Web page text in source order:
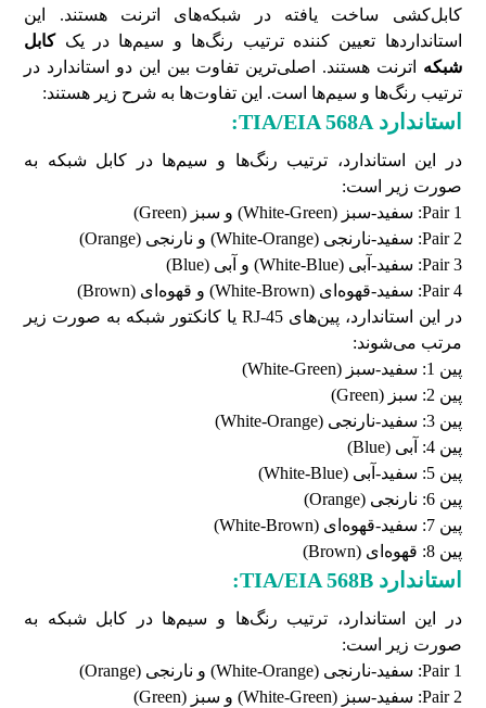
کابل‌کشی ساخت یافته در شبکه‌های اترنت هستند. این
استانداردها تعیین کننده ترتیب رنگ‌ها و سیم‌ها در یککابل
شبکه اترنت هستند. اصلی‌ترین تفاوت بین این دو استاندارد در
ترتیب رنگ‌ها و سیم‌ها است. این تفاوت‌ها به شرح زیر هستند:
استانداردTIA/EIA 568A
:
در این استاندارد، ترتیب رنگ‌ها و سیم‌ها در کابل شبکه به
صورت زیر است:
Pair 1: سفید-سبز (White-Green) و سبز (Green)
Pair 2: سفید-نارنجی (White-Orange) و نارنجی (Orange)
Pair 3: سفید-آبی (White-Blue) و آبی (Blue)
Pair 4: سفید-قهوه‌ای (White-Brown) و قهوه‌ای (Brown)
در این استاندارد، پین‌های RJ-45 یا کانکتور شبکه به صورت زیر
مرتب می‌شوند:
پین 1: سفید-سبز (White-Green)
پین 2: سبز (Green)
پین 3: سفید-نارنجی (White-Orange)
پین 4: آبی (Blue)
پین 5: سفید-آبی (White-Blue)
پین 6: نارنجی (Orange)
پین 7: سفید-قهوه‌ای (White-Brown)
پین 8: قهوه‌ای (Brown)
استانداردTIA/EIA 568B
:
در این استاندارد، ترتیب رنگ‌ها و سیم‌ها در کابل شبکه به
صورت زیر است:
Pair 1: سفید-نارنجی (White-Orange) و نارنجی (Orange)
Pair 2: سفید-سبز (White-Green) و سبز (Green)